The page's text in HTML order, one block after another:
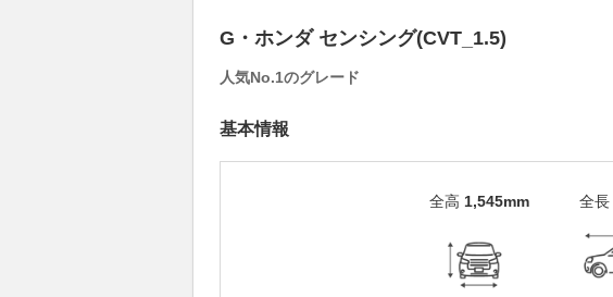
G・ホンダ センシング(CVT_1.5)
人気No.1のグレード
基本情報
全高 1,545mm 全長